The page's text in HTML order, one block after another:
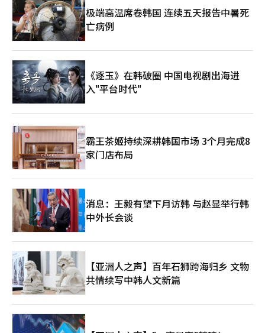
极端高温席卷韩国 连续五天报告中暑死
亡病例
《逐玉》在韩破圈 中国电视剧出海进
入"平台时代"
霸王茶姬持续深耕韩国市场 3个月完成8
家门店布局
消息：王毅有望下月访韩 与赵显举行韩
中外长会谈
【亚洲人之声】百年石狮跨海归乡 文物
共情续写中韩人文新篇